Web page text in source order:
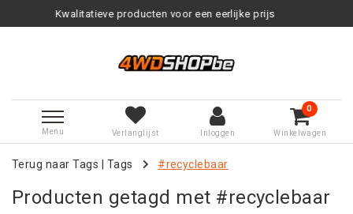
voor een eerlijke prijs
Menu Verlanglijst Inloggen
0
Winkelwagen
Terug naar Tags Tags #recyclebaar
Producten getagd met #recyclebaar